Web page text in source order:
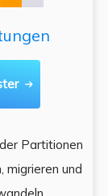

Partitionen
migrieren und